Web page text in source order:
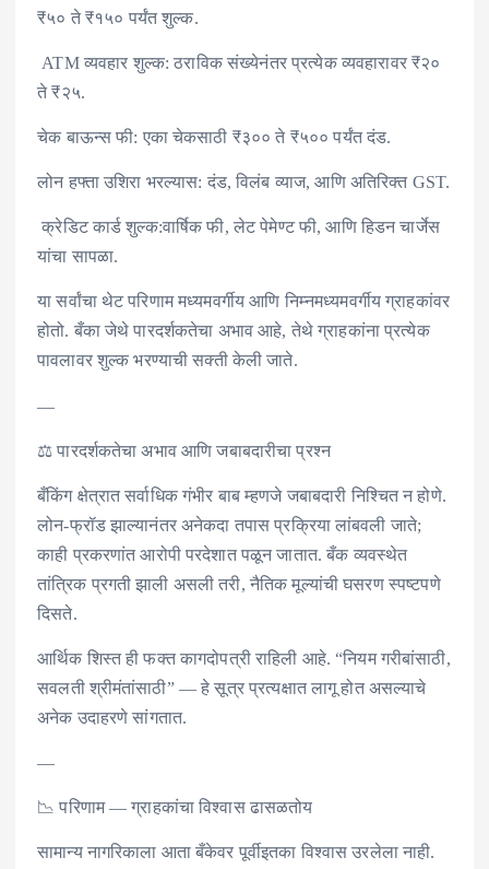
₹५० ते ₹१५० पर्यंत शुल्क.
ATM व्यवहार शुल्क: ठराविक संख्येनंतर प्रत्येक व्यवहारावर ₹२०
ते ₹२५.
चेक बाऊन्स फी: एका चेकसाठी ₹३०० ते ₹५०० पर्यंत दंड.
लोन हफ्ता उशिरा भरल्यास: दंड, विलंब व्याज, आणि अतिरिक्त GST.
क्रेडिट कार्ड शुल्क:वार्षिक फी, लेट पेमेण्ट फी, आणि हिडन चार्जेस
यांचा सापळा.
या सर्वांचा थेट परिणाम मध्यमवर्गीय आणि निम्नमध्यमवर्गीय ग्राहकांवर
होतो. बँका जेथे पारदर्शकतेचा अभाव आहे, तेथे ग्राहकांना प्रत्येक
पावलावर शुल्क भरण्याची सक्ती केली जाते.
—
⚖️ पारदर्शकतेचा अभाव आणि जबाबदारीचा प्रश्न
बँकिंग क्षेत्रात सर्वाधिक गंभीर बाब म्हणजे जबाबदारी निश्चित न होणे.
लोन-फ्रॉड झाल्यानंतर अनेकदा तपास प्रक्रिया लांबवली जाते;
काही प्रकरणांत आरोपी परदेशात पळून जातात. बँक व्यवस्थेत
तांत्रिक प्रगती झाली असली तरी, नैतिक मूल्यांची घसरण स्पष्टपणे
दिसते.
आर्थिक शिस्त ही फक्त कागदोपत्री राहिली आहे. “नियम गरीबांसाठी,
सवलती श्रीमंतांसाठी” — हे सूत्र प्रत्यक्षात लागू होत असल्याचे
अनेक उदाहरणे सांगतात.
—
📉 परिणाम — ग्राहकांचा विश्वास ढासळतोय
सामान्य नागरिकाला आता बँकेवर पूर्वीइतका विश्वास उरलेला नाही.